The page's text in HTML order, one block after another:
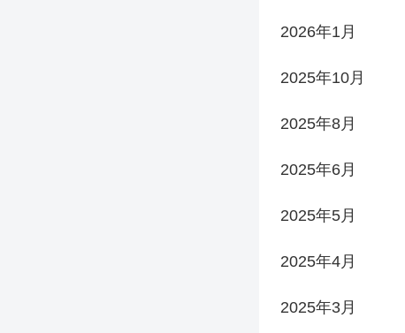
2026年1月
2025年10月
2025年8月
2025年6月
2025年5月
2025年4月
2025年3月